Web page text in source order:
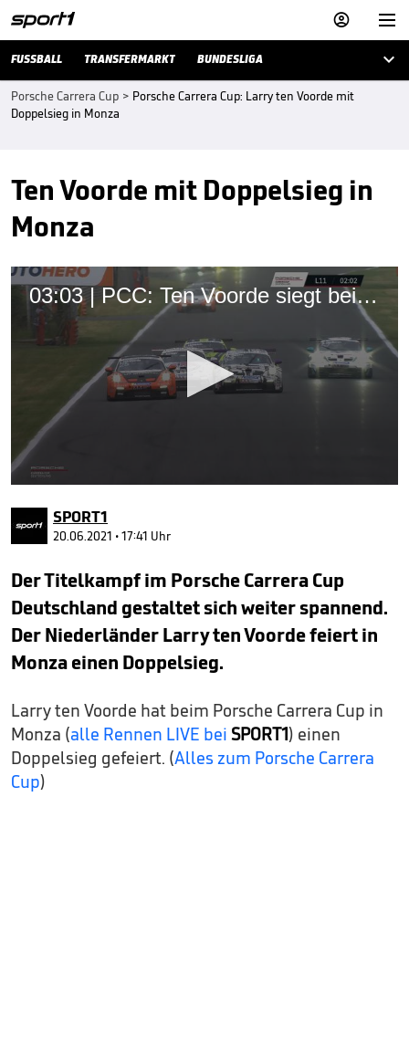


FUSSBALL TRANSFERMARKT BUNDESLIGA 
Porsche Carrera Cup > Porsche Carrera Cup: Larry ten Voorde mit
Doppelsieg in Monza
Ten Voorde mit Doppelsieg in
Monza
03:03 | PCC: Ten Voorde siegt bei Regen-Chaos
seconds
of
minutes,
seconds
SPORT1
20.06.2021 • 17:41 Uhr
Der Titelkampf im Porsche Carrera Cup
Deutschland gestaltet sich weiter spannend.
Der Niederländer Larry ten Voorde feiert in
Monza einen Doppelsieg.
Larry ten Voorde hat beim Porsche Carrera Cup in
Monza (alle Rennen LIVE bei SPORT1) einen
Doppelsieg gefeiert. (Alles zum Porsche Carrera
Cup)